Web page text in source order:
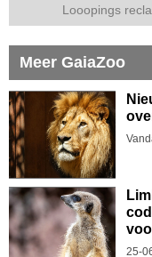
Looopings
Meer GaiaZoo
25-